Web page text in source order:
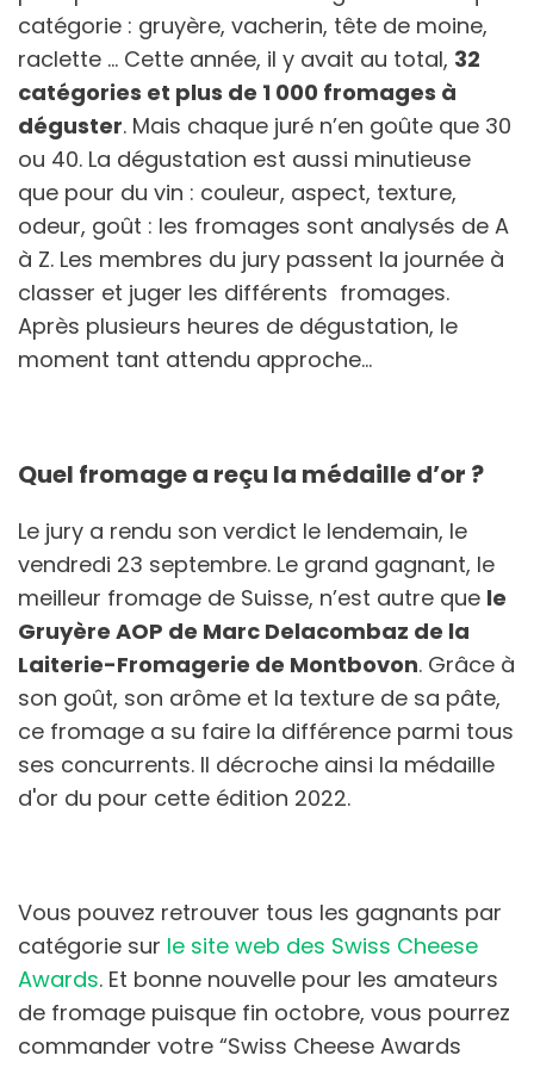
catégorie : gruyère, vacherin, tête de moine,
raclette … Cette année, il y avait au total, 32
catégories et plus de 1 000 fromages à
déguster. Mais chaque juré n’en goûte que 30
ou 40. La dégustation est aussi minutieuse
que pour du vin : couleur, aspect, texture,
odeur, goût : les fromages sont analysés de A
à Z. Les membres du jury passent la journée à
classer et juger les différents fromages.
Après plusieurs heures de dégustation, le
moment tant attendu approche…
Quel fromage a reçu la médaille d’or ?
Le jury a rendu son verdict le lendemain, le
vendredi 23 septembre. Le grand gagnant, le
meilleur fromage de Suisse, n’est autre que le
Gruyère AOP de Marc Delacombaz de la
Laiterie-Fromagerie de Montbovon. Grâce à
son goût, son arôme et la texture de sa pâte,
ce fromage a su faire la différence parmi tous
ses concurrents. Il décroche ainsi la médaille
d'or du pour cette édition 2022.
Vous pouvez retrouver tous les gagnants par
catégorie sur le site web des Swiss Cheese
Awards. Et bonne nouvelle pour les amateurs
de fromage puisque fin octobre, vous pourrez
commander votre “Swiss Cheese Awards